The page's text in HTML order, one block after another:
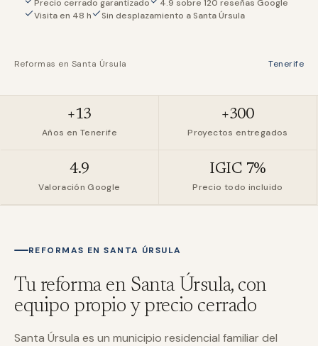
Precio cerrado garantizado
4.9 sobre 120 reseñas Google
Visita en 48 h
Sin desplazamiento a Santa Úrsula
Reformas en Santa Úrsula Tenerife
+13
Años en Tenerife
+300
Proyectos entregados
4.9
Valoración Google
IGIC 7%
Precio todo incluido
REFORMAS ENSANTA ÚRSULA
Tu reforma en Santa Úrsula, con
equipo propio y precio cerrado
Santa Úrsula es un municipio residencial familiar del